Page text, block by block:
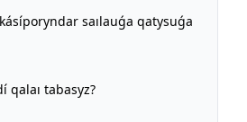
saılauǵa qatysuǵa
qalaı tabasyz?